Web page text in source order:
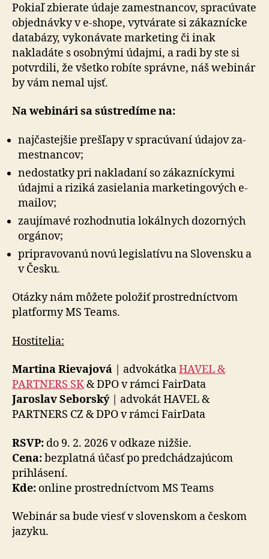
Pokiaľ zbierate údaje zamestnancov, spra­cú­va­te
ob­jed­náv­ky v e-shope, vytvárate si zákaznícke
databázy, vy­ko­ná­va­te marketing či inak
nakladáte s osobnými údajmi, a radi by ste si
potvrdili, že všetko robíte správne, náš webinár
by vám nemal ujsť.
Na webinári sa sústredíme na:
najčastejšie prešľapy v spracúvaní údajov za­
mes­tnan­cov;
nedostatky pri nakladaní so zákazníckymi
údajmi a ri­zi­ká zasielania marketingových e-
mailov;
zaujímavé rozhodnutia lokálnych dozorných
orgánov;
pripravovanú novú legislatívu na Slovensku a
v Česku.
Otázky nám môžete položiť prostredníctvom
platformy MS Teams.
Hostitelia:
Martina Rievajová | advokátkaHAVEL &
PARTNERS SK& DPO v rámci FairData
Jaroslav Seborský| advokát HAVEL &
PARTNERS CZ & DPO v rámci FairData
RSVP: do 9. 2. 2026 v odkaze nižšie.
Cena:bezplatná účasť po predchádzajúcom
prihlásení.
Kde: online prostredníctvom MS Teams
Webinár sa bude viesť v slovenskom a českom
jazyku.